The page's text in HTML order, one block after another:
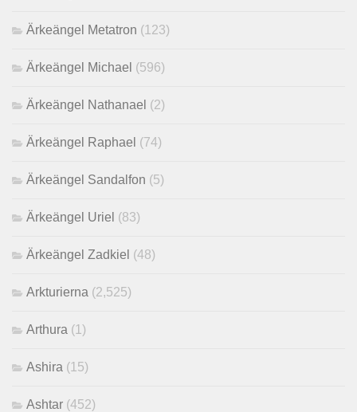
Ärkeängel Metatron (123)
Ärkeängel Michael (596)
Ärkeängel Nathanael (2)
Ärkeängel Raphael (74)
Ärkeängel Sandalfon (5)
Ärkeängel Uriel (83)
Ärkeängel Zadkiel (48)
Arkturierna (2,525)
Arthura (1)
Ashira (15)
Ashtar (452)